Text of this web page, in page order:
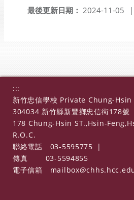
最後更新日期： 2024-11-05
|
:::
新竹忠信學校 Private Chung-
304034 新竹縣新豐鄉忠信街178號
178 Chung-Hsin ST.,Hsin-
R.O.C.
聯絡電話
03-5595775
|
傳真
03-5594855
電子信箱